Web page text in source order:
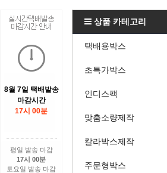
8월 7일 택배발송
마감시간
17시 00분
평일 발송 마감
17시 00분
토요일 발송 마감
상품 카테고리
택배용박스
초특가박스
인디스팩
맞춤소량제작
칼라박스제작
주문형박스